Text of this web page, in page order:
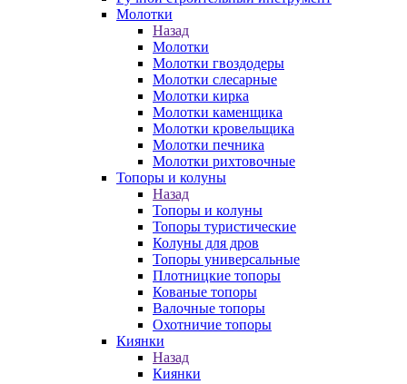
Молотки
Назад
Молотки
Молотки гвоздодеры
Молотки слесарные
Молотки кирка
Молотки каменщика
Молотки кровельщика
Молотки печника
Молотки рихтовочные
Топоры и колуны
Назад
Топоры и колуны
Топоры туристические
Колуны для дров
Топоры универсальные
Плотницкие топоры
Кованые топоры
Валочные топоры
Охотничие топоры
Киянки
Назад
Киянки